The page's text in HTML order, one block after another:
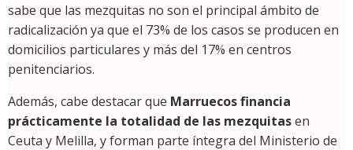
sabe que las mezquitas no son el principal ámbito de
radicalización ya que el 73% de los casos se producen en
domicilios particulares y más del 17% en centros
penitenciarios.
Además, cabe destacar que Marruecos financia
prácticamente la totalidad de las mezquitasen
Ceuta y Melilla, y forman parte íntegra del Ministerio de